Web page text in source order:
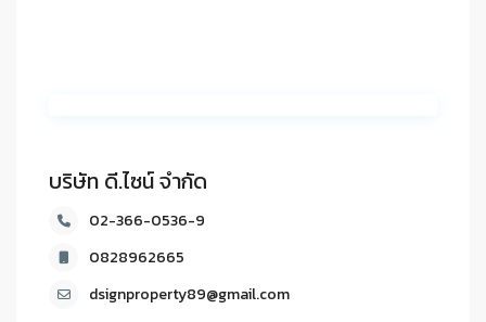
บริษัท ดี.ไซน์ จํากัด
02-366-0536-9
0828962665
dsignproperty89@gmail.com